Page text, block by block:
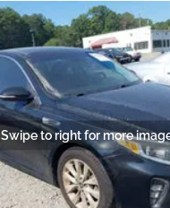
Swipe to right for more